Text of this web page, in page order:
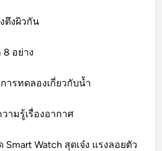
T
a
n
P
z
ตึงผิวกัน
8 อย่าง
รทดลองเกี่ยวกับน้ำ
ามรู้เรื่องอากาศ
Smart Watch สุดเจ๋ง แรงลอยตัว